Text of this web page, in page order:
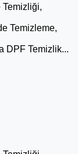
Temizliği,
Temizleme,
DPF Temizlik...